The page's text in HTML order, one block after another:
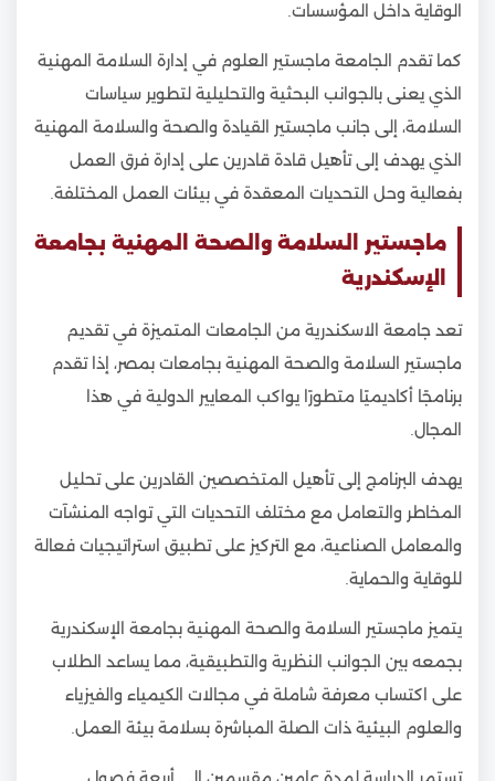
الوقاية داخل المؤسسات.
كما تقدم الجامعة ماجستير العلوم في إدارة السلامة المهنية
الذي يعنى بالجوانب البحثية والتحليلية لتطوير سياسات
السلامة، إلى جانب ماجستير القيادة والصحة والسلامة المهنية
الذي يهدف إلى تأهيل قادة قادرين على إدارة فرق العمل
بفعالية وحل التحديات المعقدة في بيئات العمل المختلفة.
ماجستير السلامة والصحة المهنية بجامعة
الإسكندرية
تعد جامعة الاسكندرية من الجامعات المتميزة في تقديم
ماجستير السلامة والصحة المهنية بجامعات بمصر، إذا تقدم
برنامجًا أكاديميًا متطورًا يواكب المعايير الدولية في هذا
المجال.
يهدف البرنامج إلى تأهيل المتخصصين القادرين على تحليل
المخاطر والتعامل مع مختلف التحديات التي تواجه المنشآت
والمعامل الصناعية، مع التركيز على تطبيق استراتيجيات فعالة
للوقاية والحماية.
يتميز ماجستير السلامة والصحة المهنية بجامعة الإسكندرية
بجمعه بين الجوانب النظرية والتطبيقية، مما يساعد الطلاب
على اكتساب معرفة شاملة في مجالات الكيمياء والفيزياء
والعلوم البيئية ذات الصلة المباشرة بسلامة بيئة العمل.
تستمر الدراسة لمدة عامين مقسمين إلى أربعة فصول